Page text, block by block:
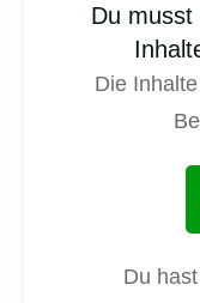
Du musst
Die
Du